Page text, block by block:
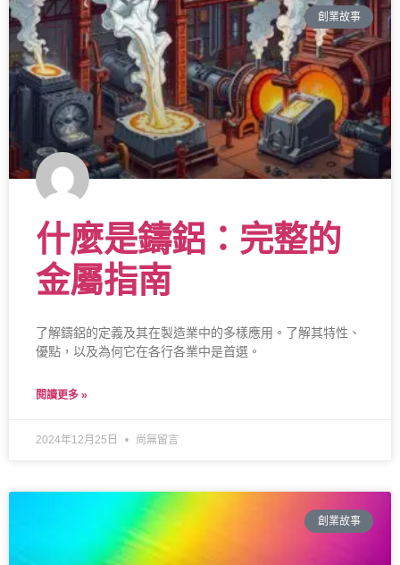
創業故事
什麼是鑄鋁：完整的
金屬指南
了解鑄鋁的定義及其在製造業中的多樣應用。了解其特性、
優點，以及為何它在各行各業中是首選。
閱讀更多 »
2024年12月25日 尚無留言
創業故事